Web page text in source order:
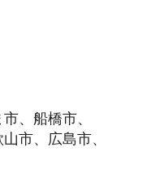
、船橋市、
市、広島市、